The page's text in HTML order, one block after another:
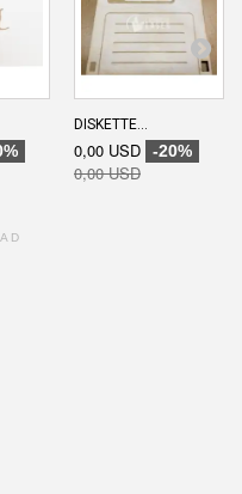
DISKETTE...
0,00 USD -20%
0,00 USD